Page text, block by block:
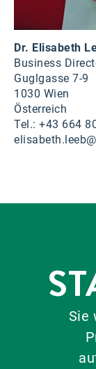
Dr. Elisabeth
Business
Guglgasse 7-9
1030 Wien
Österreich
Tel.: +43 664
Sie